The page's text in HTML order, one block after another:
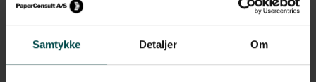
Samtykke Detaljer Om
Brug for hjælp?
+45 70 70 7 42 7